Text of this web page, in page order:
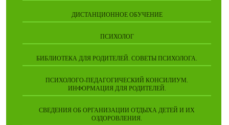
ДИСТАНЦИОННОЕ ОБУЧЕНИЕ
ПСИХОЛОГ
БИБЛИОТЕКА ДЛЯ РОДИТЕЛЕЙ. СОВЕТЫ ПСИХОЛОГА.
ПСИХОЛОГО-ПЕДАГОГИЧЕСКИЙ КОНСИЛИУМ.
ИНФОРМАЦИЯ ДЛЯ РОДИТЕЛЕЙ.
СВЕДЕНИЯ ОБ ОРГАНИЗАЦИИ ОТДЫХА ДЕТЕЙ И ИХ
ОЗДОРОВЛЕНИЯ.